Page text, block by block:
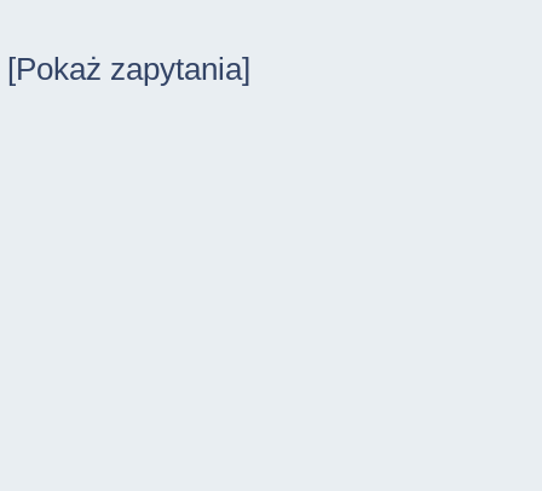
[Pokaż zapytania]